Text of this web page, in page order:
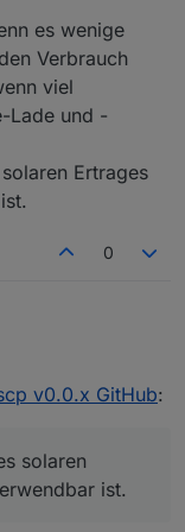
eingebaut, eine
der
die mit Smartmeter
Produktion
Messungen
nach
es wenige
Verbrauch
viel
Lade und -
Ertrages
0
Prod.Zähler
es wenige
Verbrauch oder
v0.0.x GitHub:
solaren
ist.